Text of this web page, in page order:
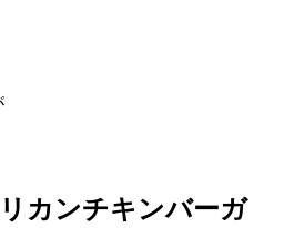
カンチキンバーガ